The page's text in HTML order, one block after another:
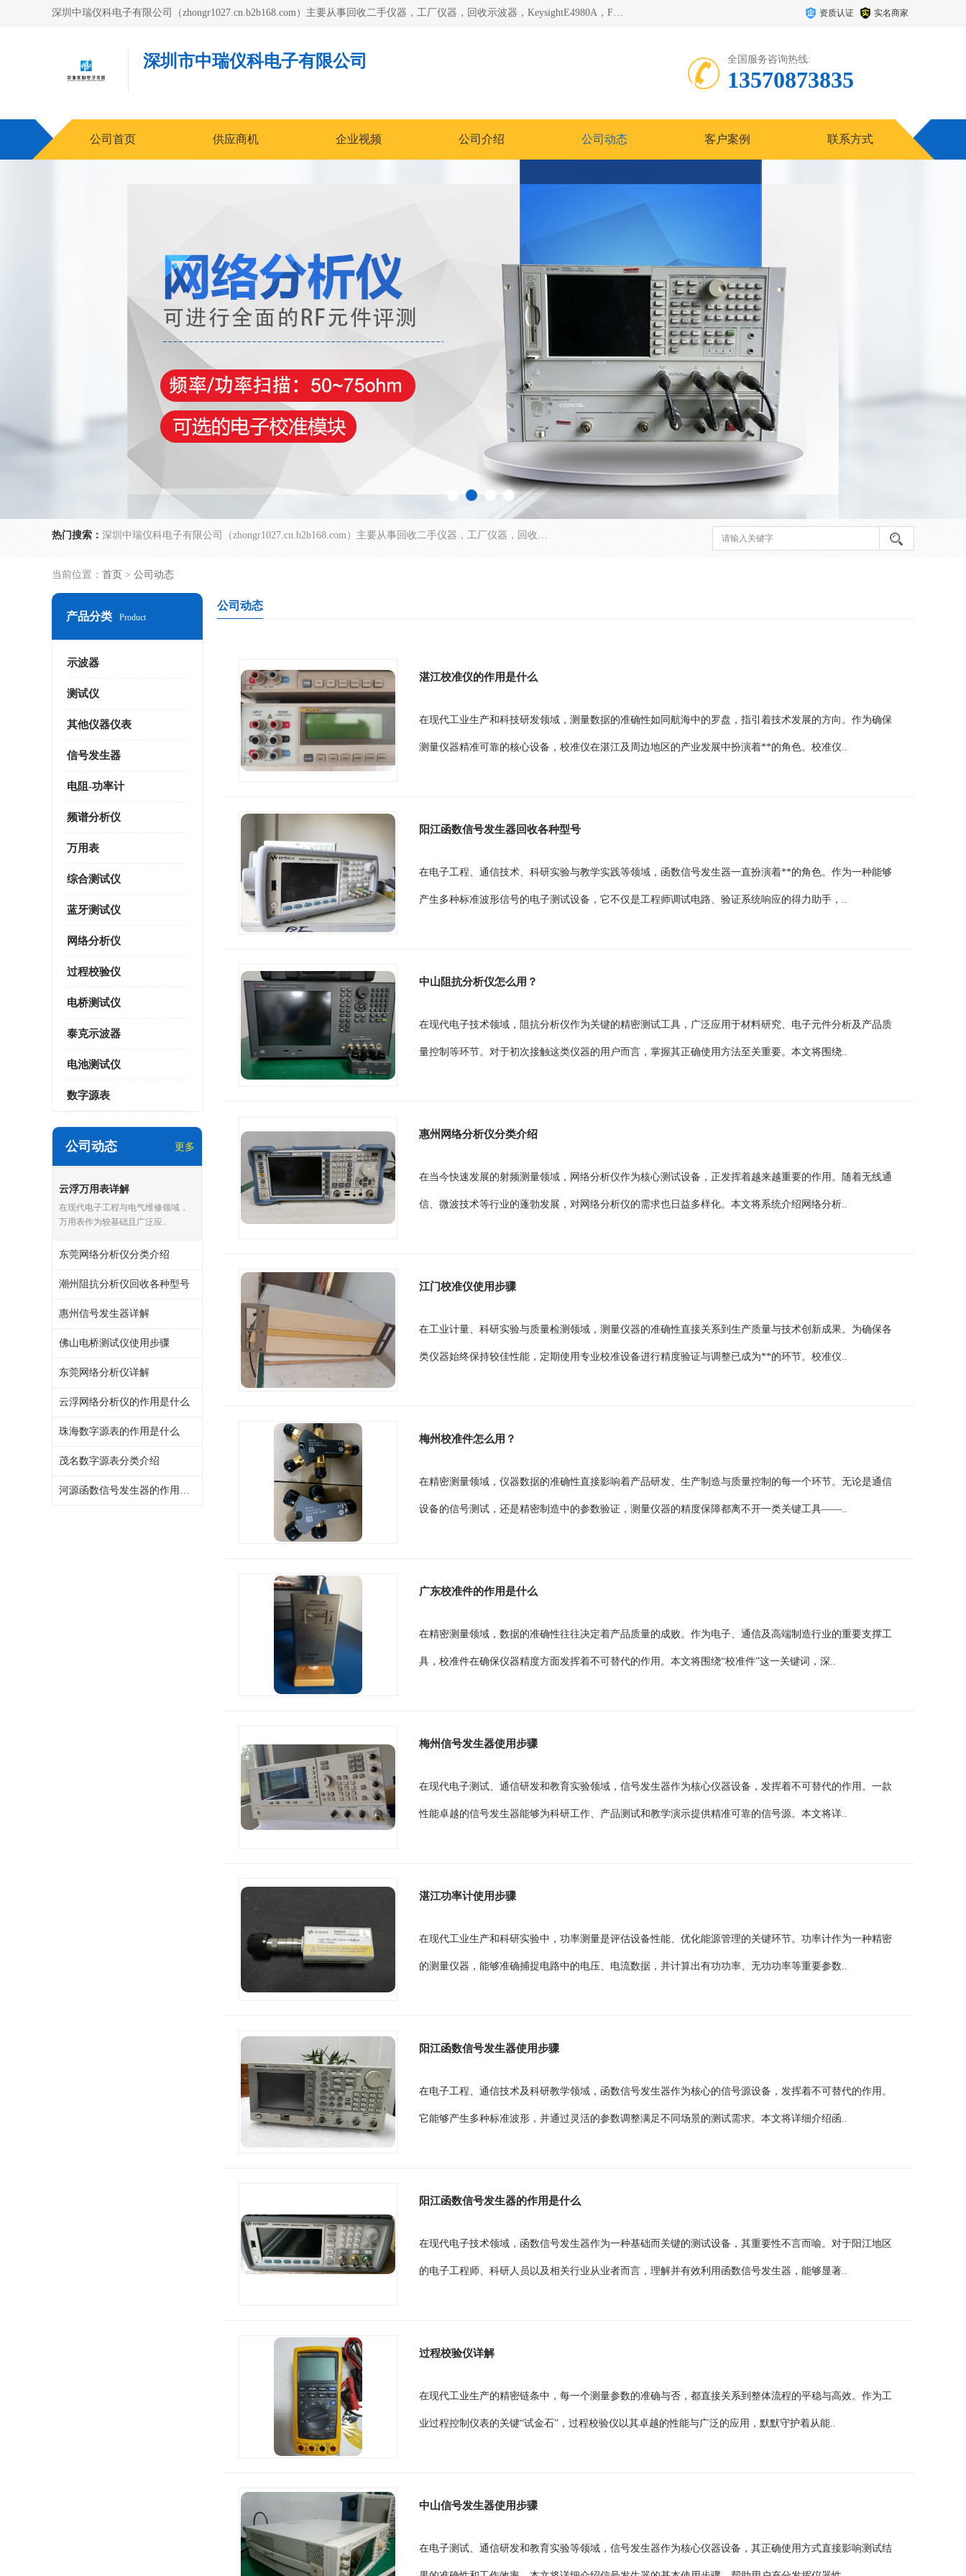
深圳中瑞仪科电子有限公司（zhongr1027.cn.b2b168.com）主要从事回收二手仪器，工厂仪器，回收示波器，KeysightE4980A，FLUKE754，MT8852B，IFR3920，Agilent N4010A，MT8852B等业务，全国统一热线：13570873835。深圳中瑞仪科电子有限公司整批或单出，专业评估高价回收工厂闲置仪器。 资质认证 实名商家
深圳市中瑞仪科电子有限公司 全国服务咨询热线:
13570873835
公司首页 供应商机 企业视频 公司介绍 公司动态 客户案例 联系方式
热门搜索： 深圳中瑞仪科电子有限公司（zhongr1027.cn.b2b168.com）主要从事回收二手仪器，工厂仪器，回收示波器，KeysightE4980A，FLUKE754，MT8852B，IFR3920，Agilent N4010A，MT8852B等业务，全国统一热线：13570873835。深圳中瑞仪科电子有限公司整批或单出，专业评估高价回收工厂闲置仪器。
当前位置： 首页 > 公司动态
产品分类 Product
示波器
测试仪
其他仪器仪表
信号发生器
电阻-功率计
频谱分析仪
万用表
综合测试仪
蓝牙测试仪
网络分析仪
过程校验仪
电桥测试仪
泰克示波器
电池测试仪
数字源表
公司动态 更多
云浮万用表详解
在现代电子工程与电气维修领域，
万用表作为较基础且广泛应..
东莞网络分析仪分类介绍
潮州阻抗分析仪回收各种型号
惠州信号发生器详解
佛山电桥测试仪使用步骤
东莞网络分析仪详解
云浮网络分析仪的作用是什么
珠海数字源表的作用是什么
茂名数字源表分类介绍
河源函数信号发生器的作用是什么
公司动态
湛江校准仪的作用是什么
在现代工业生产和科技研发领域，测量数据的准确性如同航海中的罗盘，指引着技术发展的方向。作为确保
测量仪器精准可靠的核心设备，校准仪在湛江及周边地区的产业发展中扮演着**的角色。校准仪..
阳江函数信号发生器回收各种型号
在电子工程、通信技术、科研实验与教学实践等领域，函数信号发生器一直扮演着**的角色。作为一种能够
产生多种标准波形信号的电子测试设备，它不仅是工程师调试电路、验证系统响应的得力助手，..
中山阻抗分析仪怎么用？
在现代电子技术领域，阻抗分析仪作为关键的精密测试工具，广泛应用于材料研究、电子元件分析及产品质
量控制等环节。对于初次接触这类仪器的用户而言，掌握其正确使用方法至关重要。本文将围绕..
惠州网络分析仪分类介绍
在当今快速发展的射频测量领域，网络分析仪作为核心测试设备，正发挥着越来越重要的作用。随着无线通
信、微波技术等行业的蓬勃发展，对网络分析仪的需求也日益多样化。本文将系统介绍网络分析..
江门校准仪使用步骤
在工业计量、科研实验与质量检测领域，测量仪器的准确性直接关系到生产质量与技术创新成果。为确保各
类仪器始终保持较佳性能，定期使用专业校准设备进行精度验证与调整已成为**的环节。校准仪..
梅州校准件怎么用？
在精密测量领域，仪器数据的准确性直接影响着产品研发、生产制造与质量控制的每一个环节。无论是通信
设备的信号测试，还是精密制造中的参数验证，测量仪器的精度保障都离不开一类关键工具——..
广东校准件的作用是什么
在精密测量领域，数据的准确性往往决定着产品质量的成败。作为电子、通信及高端制造行业的重要支撑工
具，校准件在确保仪器精度方面发挥着不可替代的作用。本文将围绕“校准件”这一关键词，深..
梅州信号发生器使用步骤
在现代电子测试、通信研发和教育实验领域，信号发生器作为核心仪器设备，发挥着不可替代的作用。一款
性能卓越的信号发生器能够为科研工作、产品测试和教学演示提供精准可靠的信号源。本文将详..
湛江功率计使用步骤
在现代工业生产和科研实验中，功率测量是评估设备性能、优化能源管理的关键环节。功率计作为一种精密
的测量仪器，能够准确捕捉电路中的电压、电流数据，并计算出有功功率、无功功率等重要参数..
阳江函数信号发生器使用步骤
在电子工程、通信技术及科研教学领域，函数信号发生器作为核心的信号源设备，发挥着不可替代的作用。
它能够产生多种标准波形，并通过灵活的参数调整满足不同场景的测试需求。本文将详细介绍函..
阳江函数信号发生器的作用是什么
在现代电子技术领域，函数信号发生器作为一种基础而关键的测试设备，其重要性不言而喻。对于阳江地区
的电子工程师、科研人员以及相关行业从业者而言，理解并有效利用函数信号发生器，能够显著..
过程校验仪详解
在现代工业生产的精密链条中，每一个测量参数的准确与否，都直接关系到整体流程的平稳与高效。作为工
业过程控制仪表的关键“试金石”，过程校验仪以其卓越的性能与广泛的应用，默默守护着从能..
中山信号发生器使用步骤
在电子测试、通信研发和教育实验等领域，信号发生器作为核心仪器设备，其正确使用方式直接影响测试结